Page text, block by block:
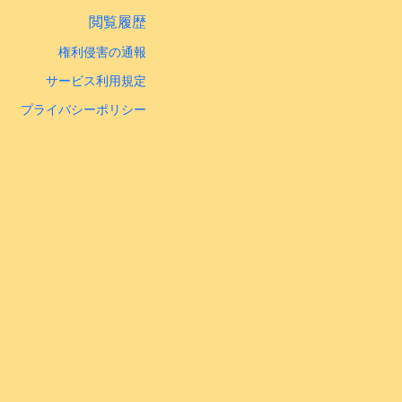
閲覧履歴
権利侵害の通報
サービス利用規定
プライバシーポリシー